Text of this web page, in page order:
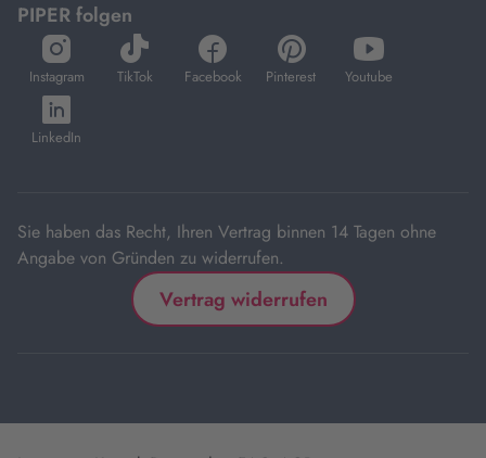
PIPER folgen
Instagram
öffnet
in
neuem
Tab
TikTok
öffnet
in
Facebook
öffnet
in
Pinterest
öffnet
in
Youtube
öffnet
in
LinkedIn
öffnet
in
Sie haben das Recht, Ihren Vertrag binnen 14 Tagen ohne
Angabe von Gründen zu widerrufen.
Vertrag widerrufen